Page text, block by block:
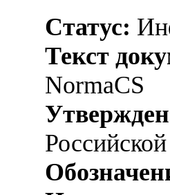
Статус:
Текст
NormaCS